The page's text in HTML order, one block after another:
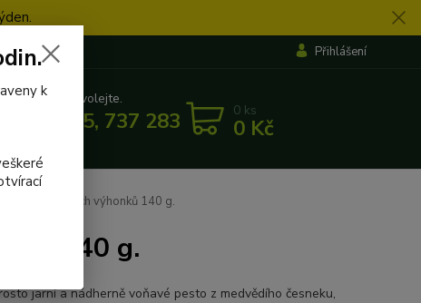
Přihlášení
si rady? Zavolejte.
862 655, 737 283 505 0 ks
0 Kč
z česnekových výhonků 140 g.
140 g.
jarní a nádherně voňavé pesto z medvědího česneku,
k